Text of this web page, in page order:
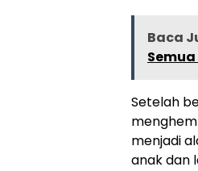
Baca
Setelah
menjadi
anak dan